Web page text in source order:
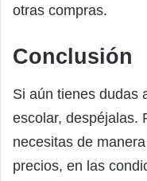
otras compras.
Conclusión
Si aún tienes dudas
escolar, despéjalas.
necesitas de
precios, en las